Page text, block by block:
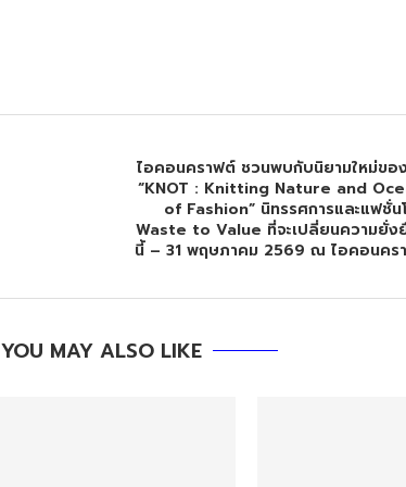
ไอคอนคราฟต์ ชวนพบกับนิยามใหม่ขอ
“KNOT : Knitting Nature and
of Fashion” นิทรรศการและแฟชั่
Waste to Value ที่จะเปลี่ยนความยั่ง
นี้ – 31 พฤษภาคม 2569 ณ ไอคอนคร
YOU MAY ALSO LIKE